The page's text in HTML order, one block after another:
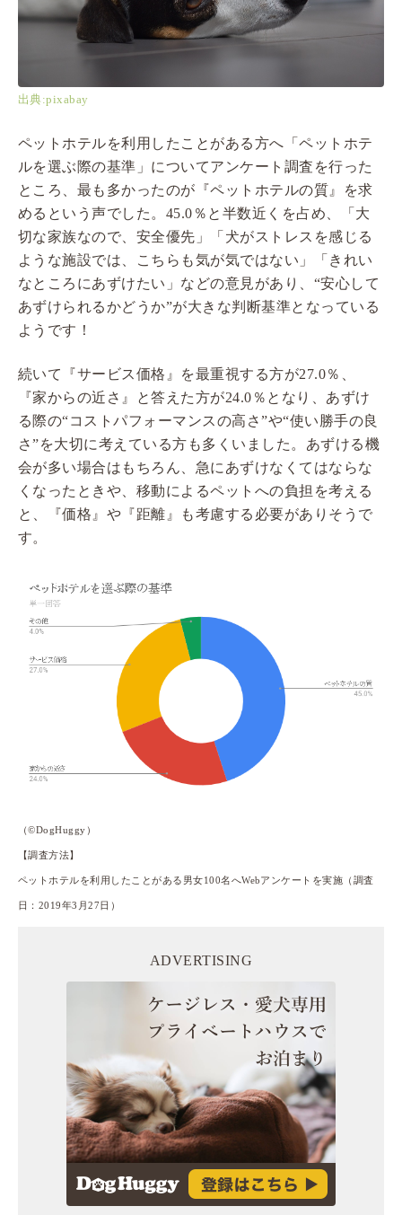
出典:pixabay
ペットホテルを利用したことがある方へ「ペットホテ
ルを選ぶ際の基準」についてアンケート調査を行った
ところ、最も多かったのが『ペットホテルの質』を求
めるという声でした。45.0％と半数近くを占め、「大
切な家族なので、安全優先」「犬がストレスを感じる
ような施設では、こちらも気が気ではない」「きれい
なところにあずけたい」などの意見があり、“安心して
あずけられるかどうか”が大きな判断基準となっている
ようです！
続いて『サービス価格』を最重視する方が27.0％、
『家からの近さ』と答えた方が24.0％となり、あずけ
る際の“コストパフォーマンスの高さ”や“使い勝手の良
さ”を大切に考えている方も多くいました。あずける機
会が多い場合はもちろん、急にあずけなくてはならな
くなったときや、移動によるペットへの負担を考える
と、『価格』や『距離』も考慮する必要がありそうで
す。
（©DogHuggy）
【調査方法】
ペットホテルを利用したことがある男女100名へWebアンケートを実施（調査
日：2019年3月27日）
ADVERTISING